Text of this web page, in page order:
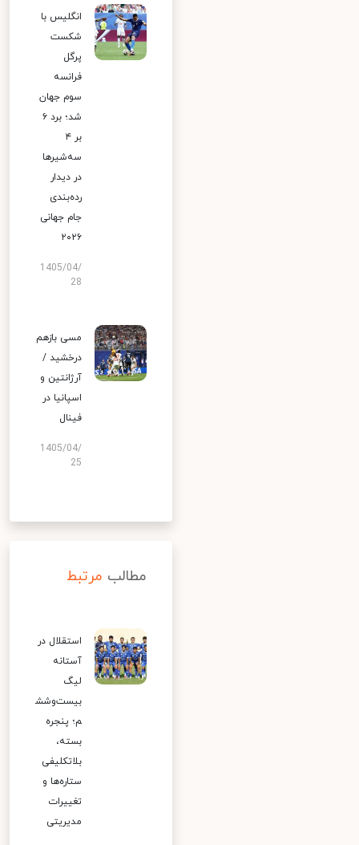
انگلیس با
شکست
پرگل
فرانسه
سوم جهان
شد؛ برد ۶
بر ۴
سه‌شیرها
در دیدار
رده‌بندی
جام جهانی
۲۰۲۶
1405/04/
28
مسی بازهم
درخشید /
آرژانتین و
اسپانیا در
فینال
1405/04/
25
مطالب مرتبط
استقلال در
آستانه
لیگ
بیست‌وشش
م؛ پنجره
بسته،
بلاتکلیفی
ستاره‌ها و
تغییرات
مدیریتی